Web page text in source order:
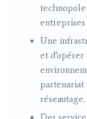
technopole
entreprises
Une
et d’opérer
partenariat
réseautage.